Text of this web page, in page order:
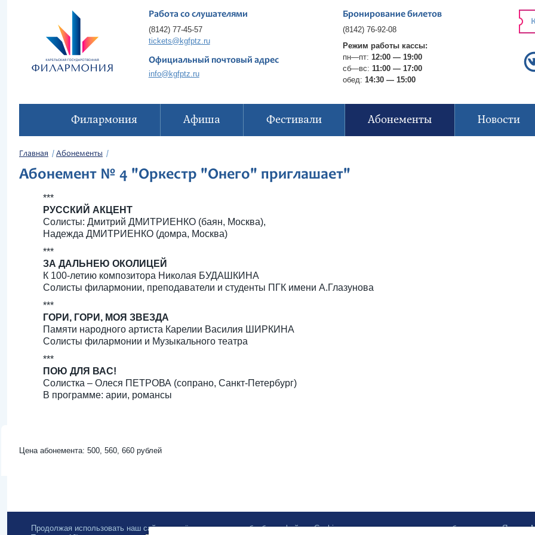
Работа со слушателями
(8142) 77-45-57
tickets@kgfptz.ru
Официальный почтовый адрес
info@kgfptz.ru
Бронирование билетов
(8142) 76-92-08
Режим работы кассы:
пн—пт: 12:00 — 19:00
сб—вс: 11:00 — 17:00
обед: 14:30 — 15:00
Филармония Афиша Фестивали Абонементы Новости
Главная Абонементы
Абонемент № 4 "Оркестр "Онего" приглашает"
***
РУССКИЙ АКЦЕНТ
Солисты: Дмитрий ДМИТРИЕНКО (баян, Москва),
Надежда ДМИТРИЕНКО (домра, Москва)
***
ЗА ДАЛЬНЕЮ ОКОЛИЦЕЙ
К 100-летию композитора Николая БУДАШКИНА
Солисты филармонии, преподаватели и студенты ПГК имени А.Глазунова
***
ГОРИ, ГОРИ, МОЯ ЗВЕЗДА
Памяти народного артиста Карелии Василия ШИРКИНА
Солисты филармонии и Музыкального театра
***
ПОЮ ДЛЯ ВАС!
Солистка – Олеся ПЕТРОВА (сопрано, Санкт-Петербург)
В программе: арии, романсы
Цена абонемента: 500, 560, 660 рублей
Продолжая использовать наш сайт, вы даёте согласие на обработку файлов Cookies и использование сервисов веб-аналитики